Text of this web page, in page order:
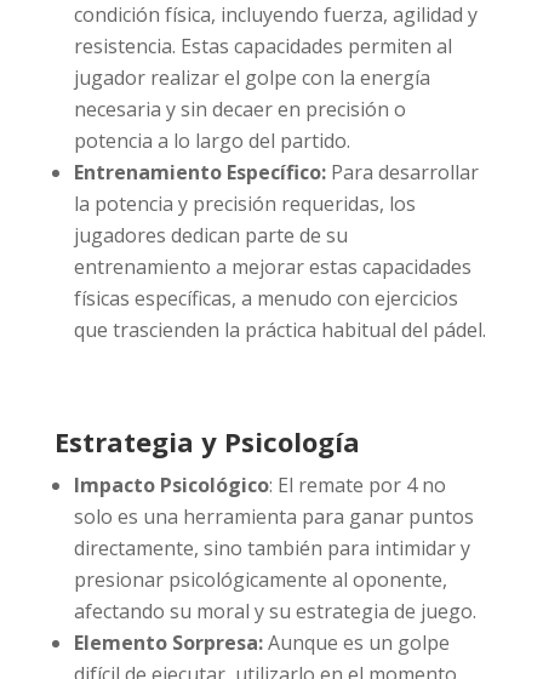
condición física, incluyendo fuerza, agilidad y
resistencia. Estas capacidades permiten al
jugador realizar el golpe con la energía
necesaria y sin decaer en precisión o
potencia a lo largo del partido.
Entrenamiento Específico:Para desarrollar
la potencia y precisión requeridas, los
jugadores dedican parte de su
entrenamiento a mejorar estas capacidades
físicas específicas, a menudo con ejercicios
que trascienden la práctica habitual del pádel.
Estrategia y Psicología
Impacto Psicológico: El remate por 4 no
solo es una herramienta para ganar puntos
directamente, sino también para intimidar y
presionar psicológicamente al oponente,
afectando su moral y su estrategia de juego.
Elemento Sorpresa:Aunque es un golpe
difícil de ejecutar, utilizarlo en el momento